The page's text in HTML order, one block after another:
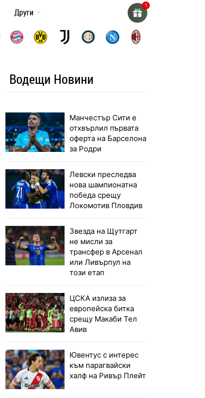
Други
Водещи Новини
Манчестър Сити е
отхвърлил първата
оферта на Барселона
за Родри
Левски преследва
нова шампионатна
победа срещу
Локомотив Пловдив
Звезда на Щутгарт
не мисли за
трансфер в Арсенал
или Ливърпул на
този етап
ЦСКА излиза за
европейска битка
срещу Макаби Тел
Авив
Ювентус с интерес
към парагвайски
халф на Ривър Плейт